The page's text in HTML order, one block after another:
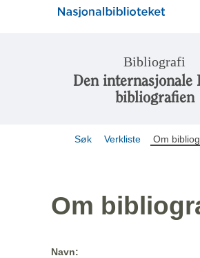
Bibliografi
Den internasjonale
bibliografien
Søk Verkliste Om
Om
Navn: